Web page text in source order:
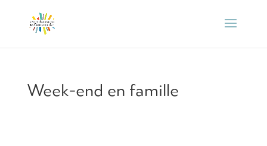
Week-end en famille